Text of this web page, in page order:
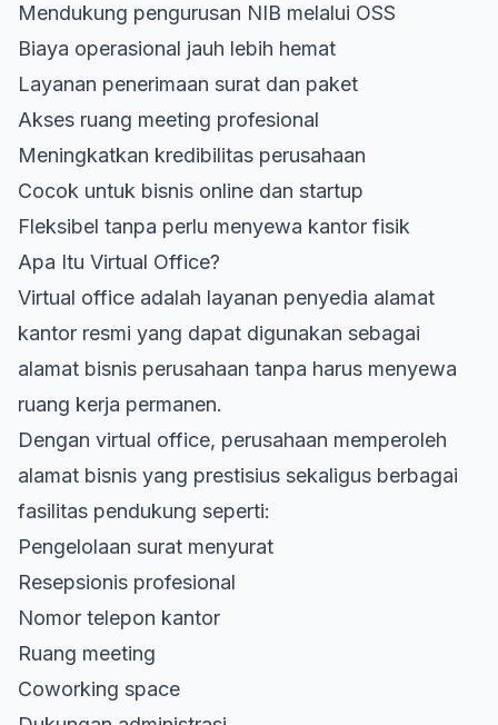
Mendukung pengurusan NIB melalui OSS
Biaya operasional jauh lebih hemat
Layanan penerimaan surat dan paket
Akses ruang meeting profesional
Meningkatkan kredibilitas perusahaan
Cocok untuk bisnis online dan startup
Fleksibel tanpa perlu menyewa kantor fisik
Apa Itu Virtual Office?
Virtual office adalah layanan penyedia alamat
kantor resmi yang dapat digunakan sebagai
alamat bisnis perusahaan tanpa harus menyewa
ruang kerja permanen.
Dengan virtual office, perusahaan memperoleh
alamat bisnis yang prestisius sekaligus berbagai
fasilitas pendukung seperti:
Pengelolaan surat menyurat
Resepsionis profesional
Nomor telepon kantor
Ruang meeting
Coworking space